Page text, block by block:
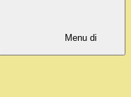
Menu di